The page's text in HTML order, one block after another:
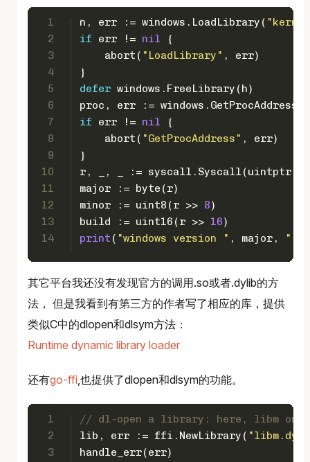
1
2
3
4
5
6
7
8
9
10
11
12
13
14
h, err := windows.LoadLibrary(
if err != nil {
    abort(
"LoadLibrary" , err)
}
defer windows.FreeLibrary(h)
proc, err :=
if err != nil {
    abort(
"GetProcAddress" , err)
}
r, _, _ := syscall.Syscall(uintptr
major := byte (r)
minor := uint8 (r >> 8)
build := uint16 (r >> 16)
print ( "windows version " , major, "."
其它平台我还没有发现官方的调用.so或者.dylib的方
法， 但是我看到有第三方的作者写了相应的库，提供
类似C中的dlopen和dlsym方法：
Runtime dynamic library loader
还有go-ffi,也提供了dlopen和dlsym的功能。
1
2
3
// dl-open a library: here, libm on
lib, err := ffi.NewLibrary(
handle_err(err)